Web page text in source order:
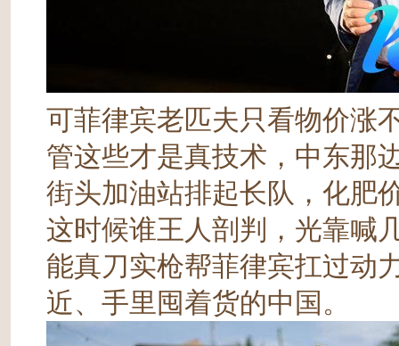
可菲律宾老匹夫只看物价涨
管这些才是真技术，中东那
街头加油站排起长队，化肥
这时候谁王人剖判，光靠喊
能真刀实枪帮菲律宾扛过动
近、手里囤着货的中国。